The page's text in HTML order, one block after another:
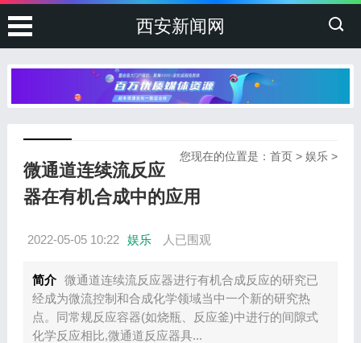
西安新闻网
您现在的位置是：首页 >娱乐 >
微通道连续流反应
器在有机合成中的应用
2022-05-05 10:22 娱乐 人已围观
简介 微通道连续流反应器进行有机合成反应的研究已
经成为微流控制和合成化学领域当中一个新的研究热
点。同常规反应容器(如烧瓶、反应釜)中进行的间隙式
化学反应相比,微通道反应器具...